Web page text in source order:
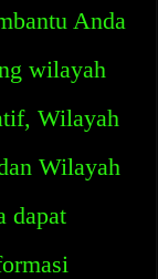
Anda
wilayah
Wilayah
Wilayah
dapat